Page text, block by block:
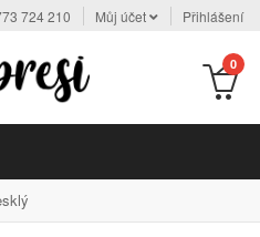
724 210 Můj účet Přihlášení
0